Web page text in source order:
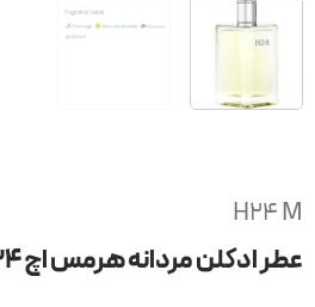
H24 M
عطر ادکلن مردانه هرمس اچ 24